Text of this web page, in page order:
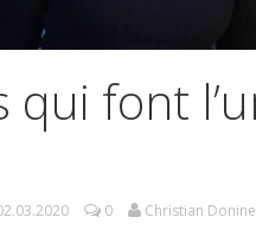
qui font
0 Christian